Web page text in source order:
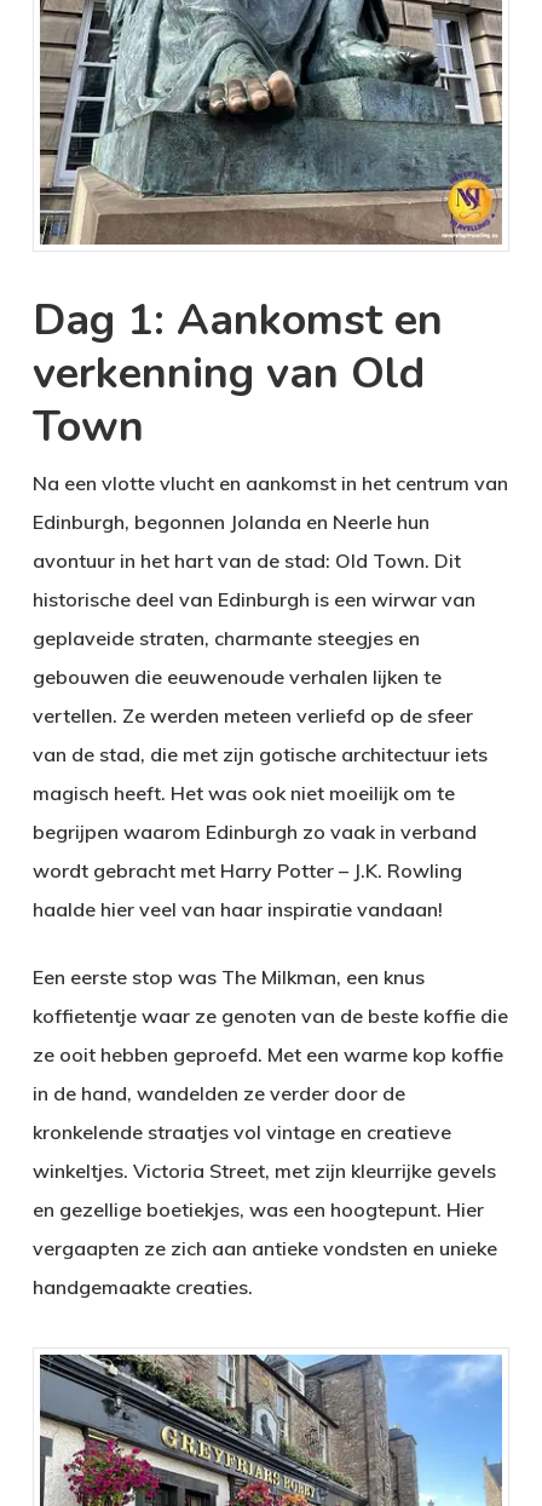
Dag 1: Aankomst en
verkenning van Old
Town
Na een vlotte vlucht en aankomst in het centrum van
Edinburgh, begonnen Jolanda en Neerle hun
avontuur in het hart van de stad: Old Town. Dit
historische deel van Edinburgh is een wirwar van
geplaveide straten, charmante steegjes en
gebouwen die eeuwenoude verhalen lijken te
vertellen. Ze werden meteen verliefd op de sfeer
van de stad, die met zijn gotische architectuur iets
magisch heeft. Het was ook niet moeilijk om te
begrijpen waarom Edinburgh zo vaak in verband
wordt gebracht met Harry Potter – J.K. Rowling
haalde hier veel van haar inspiratie vandaan!
Een eerste stop was The Milkman, een knus
koffietentje waar ze genoten van de beste koffie die
ze ooit hebben geproefd. Met een warme kop koffie
in de hand, wandelden ze verder door de
kronkelende straatjes vol vintage en creatieve
winkeltjes. Victoria Street, met zijn kleurrijke gevels
en gezellige boetiekjes, was een hoogtepunt. Hier
vergaapten ze zich aan antieke vondsten en unieke
handgemaakte creaties.